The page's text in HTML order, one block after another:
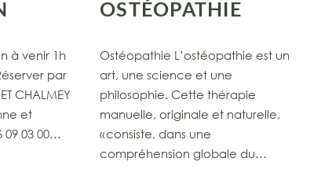
à venir 1h
par
CHALMEY
et
09 03 00…
OSTÉOPATHIE
Ostéopathie L’ostéopathie est un
art, une science et une
philosophie. Cette thérapie
manuelle, originale et naturelle,
« consiste, dans une
compréhension globale du…